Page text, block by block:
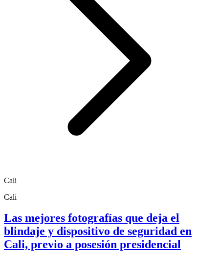
Cali
Cali
Las mejores fotografías que deja el
blindaje y dispositivo de seguridad en
Cali, previo a posesión presidencial